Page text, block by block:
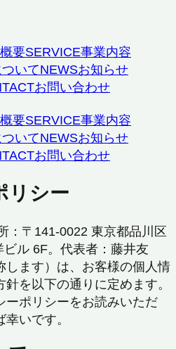
要SERVICE事業内容
いてNEWSお知らせ
お問い合わせ
要SERVICE事業内容
いてNEWSお知らせ
お問い合わせ
リシー
：〒141-0022 東京都品川区
ル 6F。代表者：藤井友
します）は、お客様の個人情
を以下の通りに定めます。
ーポリシーをお読みいただ
いです。